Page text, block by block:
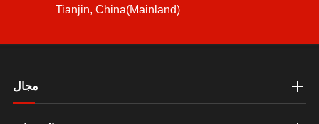
Tianjin, China(Mainland)
مجال